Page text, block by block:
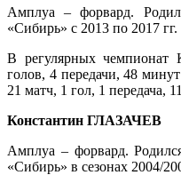
Амплуа – форвард.
«Сибирь» с 2013 по 2017 гг.
В регулярных
голов, 4 передачи, 48
21 матч, 1 гол, 1 передача,
Константин ГЛАЗАЧЕВ
Амплуа – форвард.
«Сибирь» в сезонах 2004/